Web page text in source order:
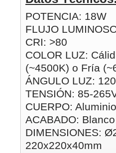
POTENCIA: 18W
FLUJO
CRI: >80
COLOR LUZ:
(~4500K) o Fría
ÁNGULO LUZ:
TENSIÓN: 85-
CUERPO: Aluminio
ACABADO: Blanco
DIMENSIONES:
220x220x40mm